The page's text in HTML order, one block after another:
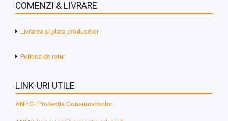
COMENZI & LIVRARE
Livrarea și plata produselor
Politica de retur
LINK-URI UTILE
ANPC- Protecția Consumatorilor